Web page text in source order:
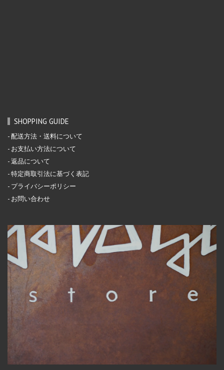
SHOPPING GUIDE
配送方法・送料について
お支払い方法について
返品について
特定商取引法に基づく表記
プライバシーポリシー
お問い合わせ